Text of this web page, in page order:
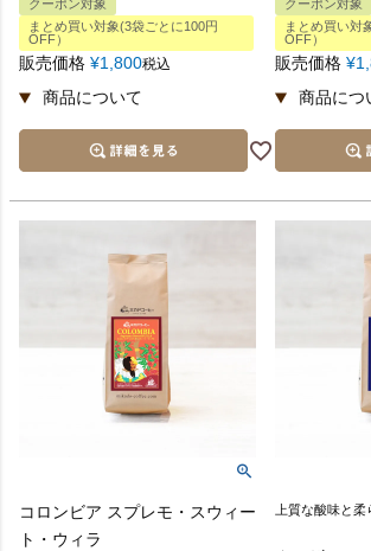
クーポン対象
まとめ買い対象(3袋ごとに100円
OFF）
販売価格 ¥1,800税込
クーポン対象
まとめ買い対
OFF）
販売価格 ¥
コロンビア スプレモ・スウィー
ト・ウィラ
上質な酸味と